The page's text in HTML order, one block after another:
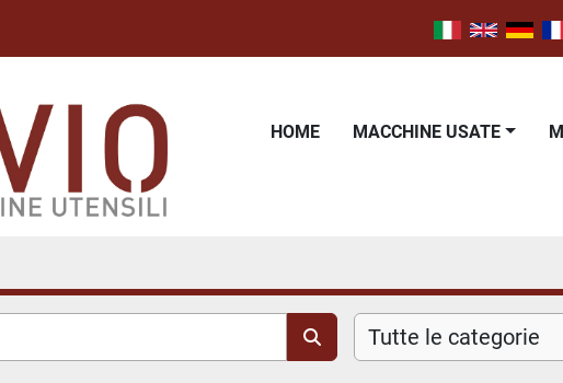
HOME MACCHINE USATE
Tutte le categorie